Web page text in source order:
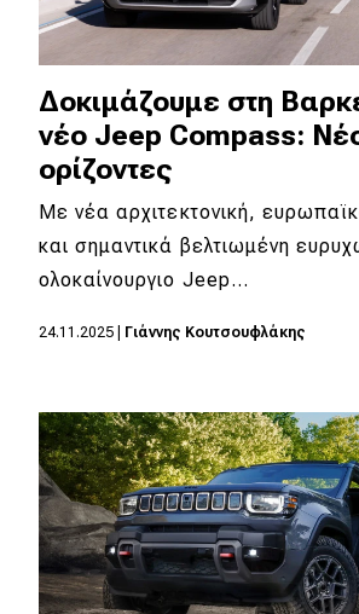
Δοκιμάζουμε στη
νέο Jeep Compass:
ορίζοντες
Με νέα αρχιτεκτονική,
και σημαντικά βελτιωμένη
ολοκαίνουργιο Jeep…
24.11.2025 Γιάννης Κουτσουφλάκης